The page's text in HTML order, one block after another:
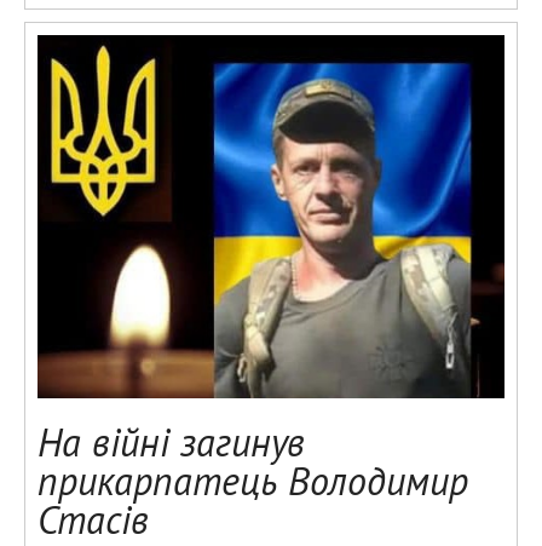
На війні загинув
прикарпатець Володимир
Стасів